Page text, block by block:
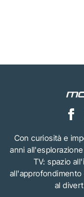
Con curiosità e
anni
TV: spazio
al